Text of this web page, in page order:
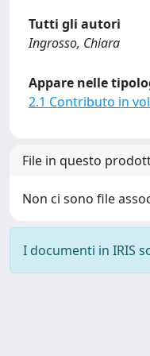
Tutti gli autori
Ingrosso, Chiara
Appare nelle
2.1 Contributo in
File in questo
Non ci sono file
I documenti in IRIS